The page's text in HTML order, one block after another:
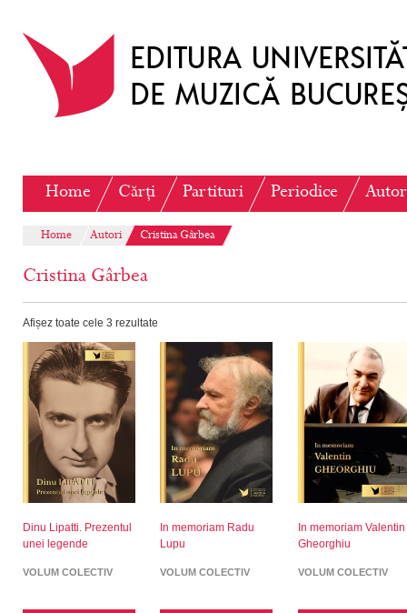
Home Cărți Partituri Periodice
Home Autori Cristina Gârbea
Cristina Gârbea
Afișez toate cele 3 rezultate
Dinu Lipatti. Prezentul
unei legende
VOLUM COLECTIV
In memoriam Radu
Lupu
VOLUM COLECTIV
In memoriam Valentin
Gheorghiu
VOLUM COLECTIV